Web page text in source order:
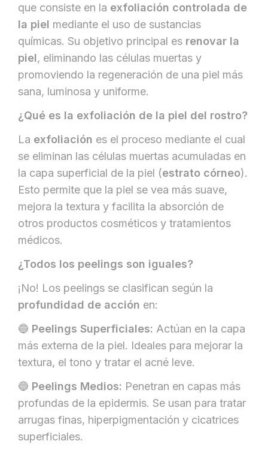
que consiste en la exfoliación controlada de
la piel mediante el uso de sustancias
químicas. Su objetivo principal es renovar la
piel, eliminando las células muertas y
promoviendo la regeneración de una piel más
sana, luminosa y uniforme.
¿Qué es la exfoliación de la piel del rostro?
La exfoliación es el proceso mediante el cual
se eliminan las células muertas acumuladas en
la capa superficial de la piel (estrato córneo).
Esto permite que la piel se vea más suave,
mejora la textura y facilita la absorción de
otros productos cosméticos y tratamientos
médicos.
¿Todos los peelings son iguales?
¡No! Los peelings se clasifican según la
profundidad de acción en:
🔵 Peelings Superficiales: Actúan en la capa
más externa de la piel. Ideales para mejorar la
textura, el tono y tratar el acné leve.
🔵 Peelings Medios: Penetran en capas más
profundas de la epidermis. Se usan para tratar
arrugas finas, hiperpigmentación y cicatrices
superficiales.